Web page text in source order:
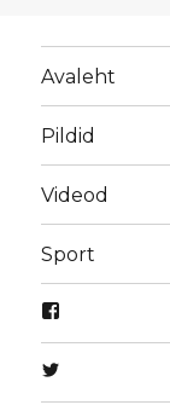
Avaleht
Pildid
Videod
Sport